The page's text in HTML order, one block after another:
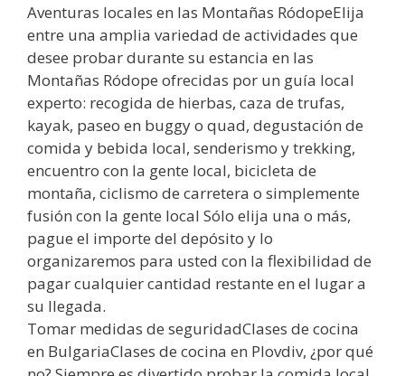
Aventuras locales en las Montañas RódopeElija
entre una amplia variedad de actividades que
desee probar durante su estancia en las
Montañas Ródope ofrecidas por un guía local
experto: recogida de hierbas, caza de trufas,
kayak, paseo en buggy o quad, degustación de
comida y bebida local, senderismo y trekking,
encuentro con la gente local, bicicleta de
montaña, ciclismo de carretera o simplemente
fusión con la gente local Sólo elija una o más,
pague el importe del depósito y lo
organizaremos para usted con la flexibilidad de
pagar cualquier cantidad restante en el lugar a
su llegada.
Tomar medidas de seguridadClases de cocina
en BulgariaClases de cocina en Plovdiv, ¿por qué